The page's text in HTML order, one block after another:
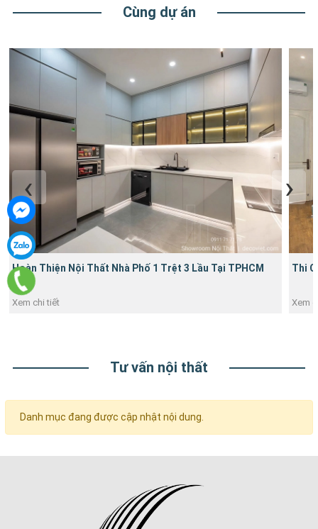
Cùng dự án
Hoàn Thiện Nội Thất Nhà Phố 1 Trệt 3 Lầu Tại TPHCM
Xem chi tiết
Thi
Xem
Tư vấn nội thất
Danh mục đang được cập nhật nội dung.